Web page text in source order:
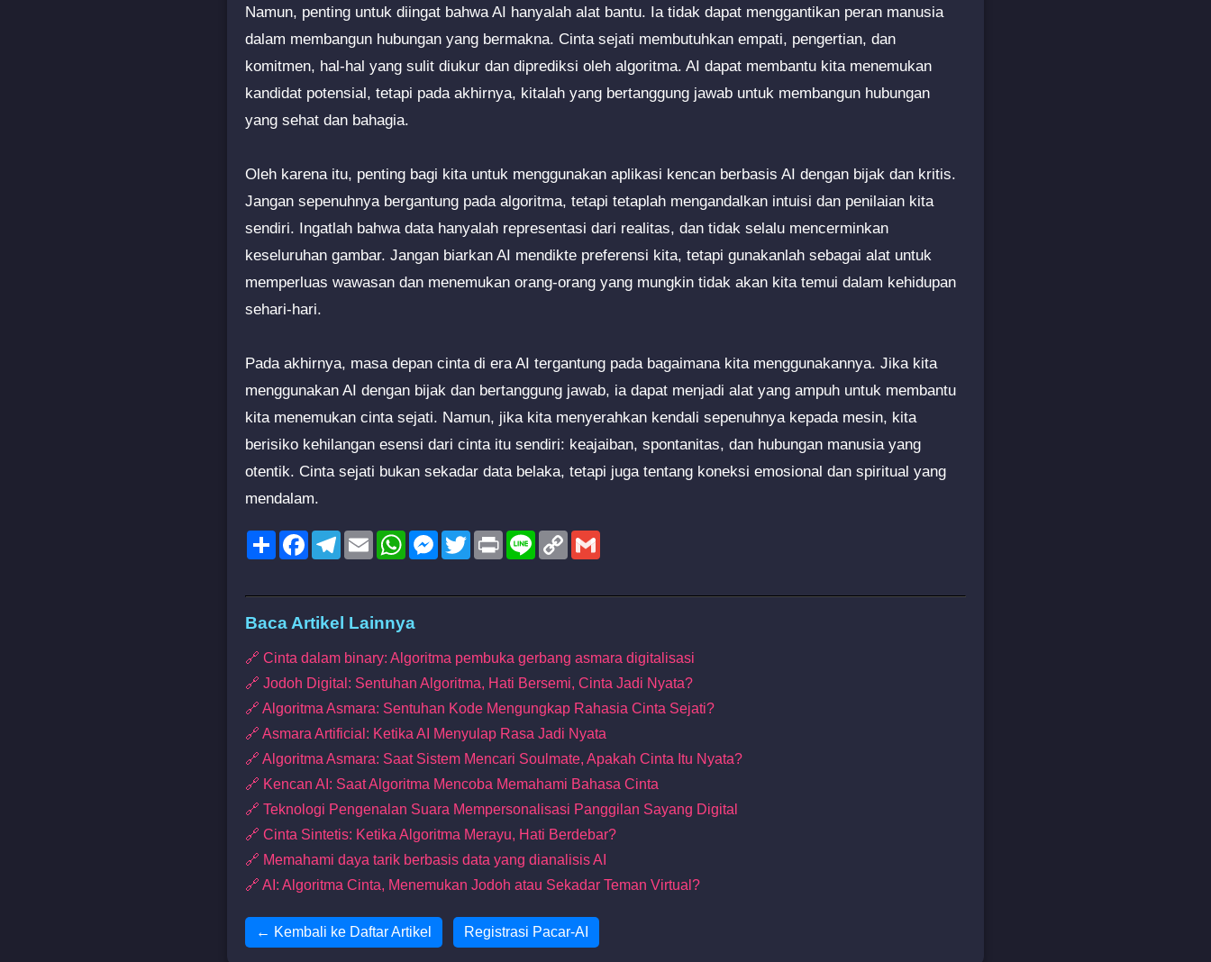
Namun, penting untuk diingat bahwa AI hanyalah alat bantu. Ia tidak dapat menggantikan peran manusia
dalam membangun hubungan yang bermakna. Cinta sejati membutuhkan empati, pengertian, dan
komitmen, hal-hal yang sulit diukur dan diprediksi oleh algoritma. AI dapat membantu kita menemukan
kandidat potensial, tetapi pada akhirnya, kitalah yang bertanggung jawab untuk membangun hubungan
yang sehat dan bahagia.
Oleh karena itu, penting bagi kita untuk menggunakan aplikasi kencan berbasis AI dengan bijak dan kritis.
Jangan sepenuhnya bergantung pada algoritma, tetapi tetaplah mengandalkan intuisi dan penilaian kita
sendiri. Ingatlah bahwa data hanyalah representasi dari realitas, dan tidak selalu mencerminkan
keseluruhan gambar. Jangan biarkan AI mendikte preferensi kita, tetapi gunakanlah sebagai alat untuk
memperluas wawasan dan menemukan orang-orang yang mungkin tidak akan kita temui dalam kehidupan
sehari-hari.
Pada akhirnya, masa depan cinta di era AI tergantung pada bagaimana kita menggunakannya. Jika kita
menggunakan AI dengan bijak dan bertanggung jawab, ia dapat menjadi alat yang ampuh untuk membantu
kita menemukan cinta sejati. Namun, jika kita menyerahkan kendali sepenuhnya kepada mesin, kita
berisiko kehilangan esensi dari cinta itu sendiri: keajaiban, spontanitas, dan hubungan manusia yang
otentik. Cinta sejati bukan sekadar data belaka, tetapi juga tentang koneksi emosional dan spiritual yang
mendalam.
ShareFacebookTelegram
EmailWhatsAppMessenger
TwitterPrint Line Copy
Link
Baca Artikel Lainnya
🔗 Cinta dalam binary: Algoritma pembuka gerbang asmara digitalisasi
🔗 Jodoh Digital: Sentuhan Algoritma, Hati Bersemi, Cinta Jadi Nyata?
🔗 Algoritma Asmara: Sentuhan Kode Mengungkap Rahasia Cinta Sejati?
🔗 Asmara Artificial: Ketika AI Menyulap Rasa Jadi Nyata
🔗 Algoritma Asmara: Saat Sistem Mencari Soulmate, Apakah Cinta Itu Nyata?
🔗 Kencan AI: Saat Algoritma Mencoba Memahami Bahasa Cinta
🔗 Teknologi Pengenalan Suara Mempersonalisasi Panggilan Sayang Digital
🔗 Cinta Sintetis: Ketika Algoritma Merayu, Hati Berdebar?
🔗 Memahami daya tarik berbasis data yang dianalisis AI
🔗 AI: Algoritma Cinta, Menemukan Jodoh atau Sekadar Teman Virtual?
← Kembali ke Daftar Artikel Registrasi Pacar-AI